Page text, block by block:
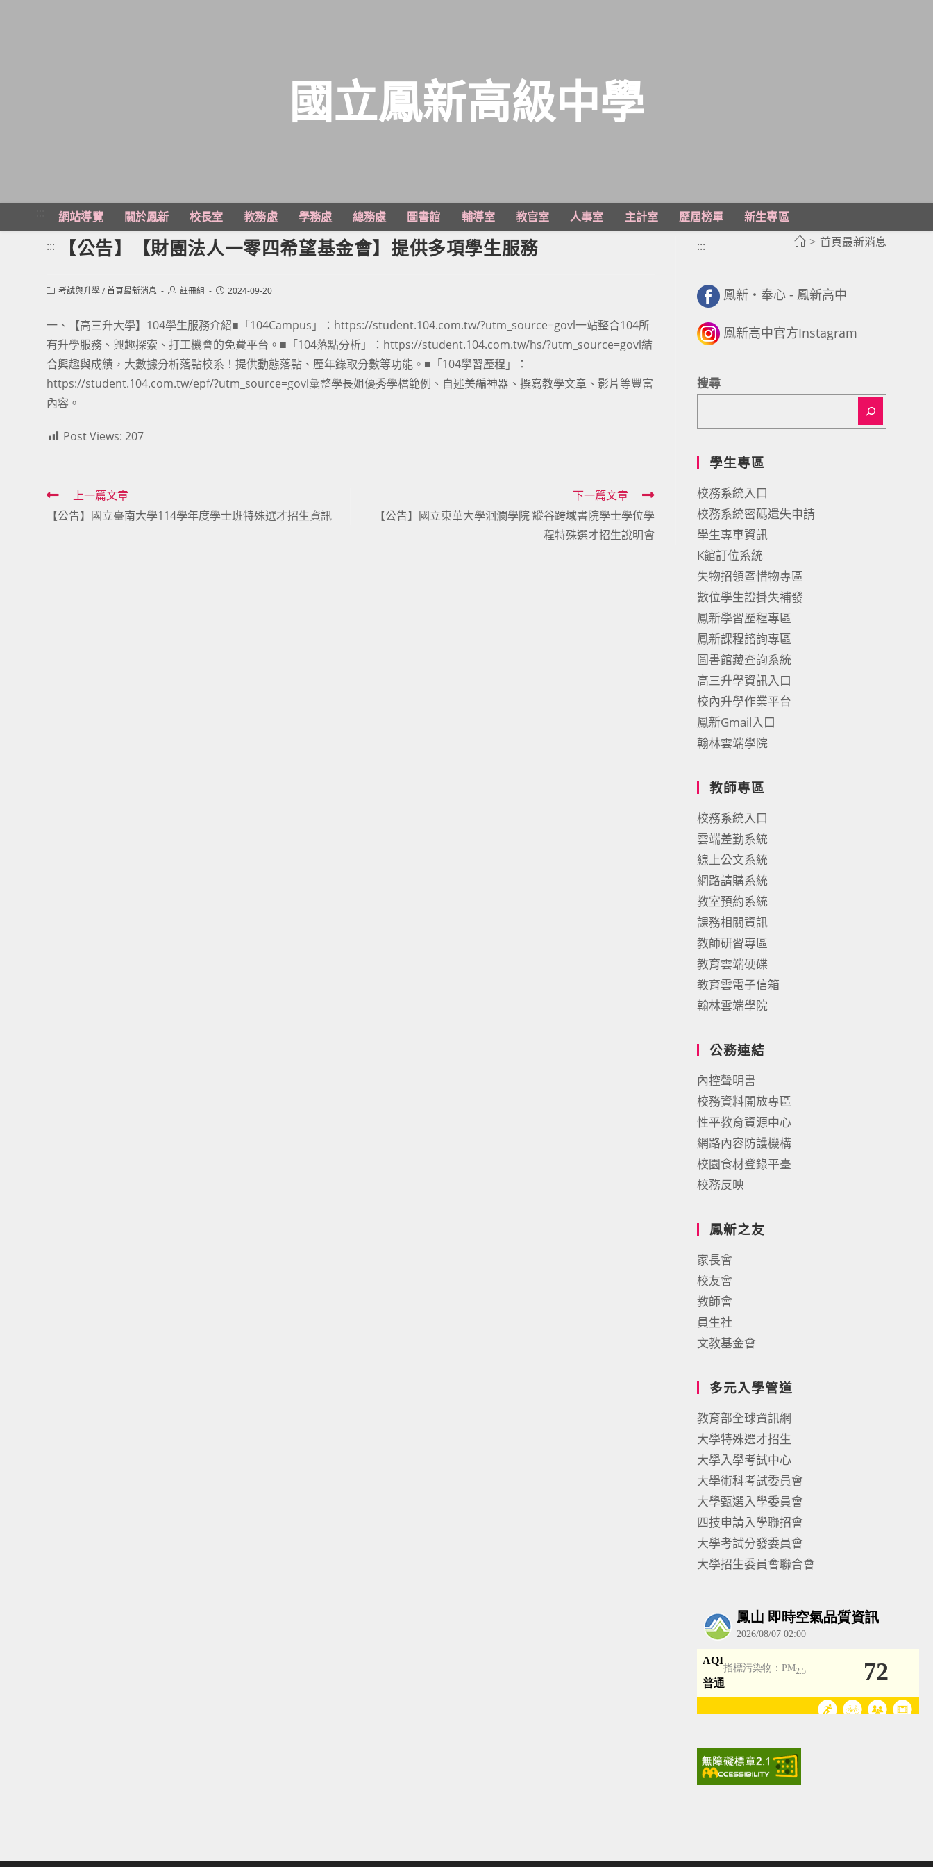
主
國立鳳新高級中學
網站導覽 關於鳳新 校長室 教務處 學務處 總務處 圖書館 輔導室 教官室 人事室 主計室 歷屆榜單
新生專區
> 首頁最新消息
::: 【公告】【財團法人一零四希望基金會】提供多項學生服務
Post考試與升學/首頁最新消息
Post註冊組
Post2024-09-20
一、【高三升大學】104學生服務介紹■「104Campus」：https://student.104.com.tw/?utm_source=govl一站整合104所
有升學服務、興趣探索、打工機會的免費平台。■「104落點分析」：https://student.104.com.tw/hs/?utm_source=govl結
合興趣與成績，大數據分析落點校系！提供動態落點、歷年錄取分數等功能。■「104學習歷程」：
https://student.104.com.tw/epf/?utm_source=govl彙整學長姐優秀學檔範例、自述美編神器、撰寫教學文章、影片等豐富
內容。
Post Views: 207
Read
more
上一篇文章
【公告】國立臺南大學114學年度學士班特殊選才招生資訊
下一篇文章
【公告】國立東華大學洄瀾學院 ̇縱谷跨域書院學士學位學
程特殊選才招生說明會
:::
鳳新・奉心 - 鳳新高中
鳳新高中官方Instagram
搜尋
學生專區
校務系統入口
校務系統密碼遺失申請
學生專車資訊
K館訂位系統
失物招領暨惜物專區
數位學生證掛失補發
鳳新學習歷程專區
鳳新課程諮詢專區
圖書館藏查詢系統
高三升學資訊入口
校內升學作業平台
鳳新Gmail入口
翰林雲端學院
教師專區
校務系統入口
雲端差勤系統
線上公文系統
網路請購系統
教室預約系統
課務相關資訊
教師研習專區
教育雲端硬碟
教育雲電子信箱
翰林雲端學院
公務連結
內控聲明書
校務資料開放專區
性平教育資源中心
網路內容防護機構
校園食材登錄平臺
校務反映
鳳新之友
家長會
校友會
教師會
員生社
文教基金會
多元入學管道
教育部全球資訊網
大學特殊選才招生
大學入學考試中心
大學術科考試委員會
大學甄選入學委員會
四技申請入學聯招會
大學考試分發委員會
大學招生委員會聯合會